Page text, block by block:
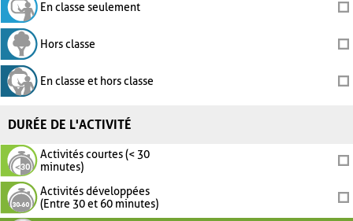
En classe seulement
Hors classe
En classe et hors classe
DURÉE DE L'ACTIVITÉ
Activités courtes (< 30
minutes)
Activités développées
(Entre 30 et 60 minutes)